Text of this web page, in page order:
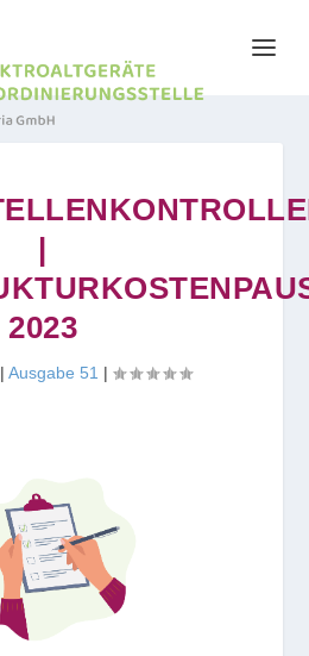
|
2023
| Ausgabe 51 |